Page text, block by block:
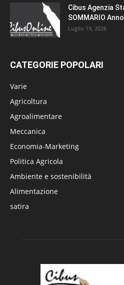
Cibus Agenzia
SOMMARIO
Luglio 19, 2026
CATEGORIE POPOLARI
Varie
Agricoltura
Agroalimentare
Meccanica
Economia-Marketing
Politica Agricola
Ambiente e sostenibilità
Alimentazione
satira